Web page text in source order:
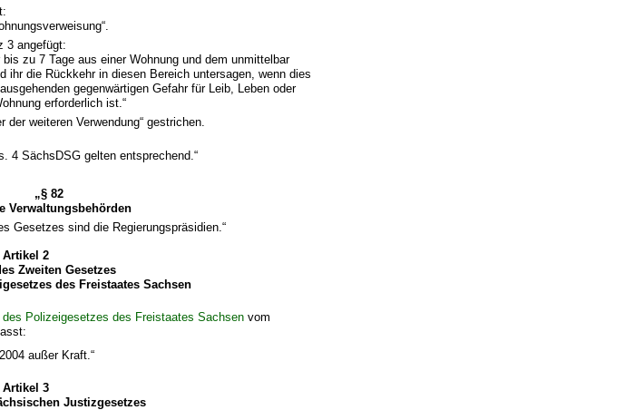
3 angefügt:
zu 7 Tage aus einer Wohnung und dem unmittelbar
ihr die Rückkehr in diesen Bereich untersagen, wenn dies
gegenwärtigen Gefahr für Leib, Leben oder
erforderlich ist.“
weiteren Verwendung“ gestrichen.
4 SächsDSG gelten entsprechend.“
„§ 82
Verwaltungsbehörden
Gesetzes sind die Regierungspräsidien.“
Artikel 2
Zweiten Gesetzes
des Freistaates Sachsen
Polizeigesetzes des Freistaates Sachsen vom
außer Kraft.“
Artikel 3
Justizgesetzes